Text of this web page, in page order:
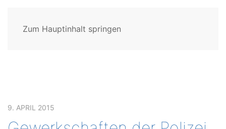
Zum Hauptinhalt springen
9. APRIL 2015